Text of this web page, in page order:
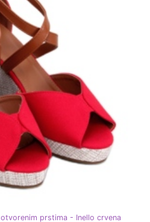
prstima - Inello crvena